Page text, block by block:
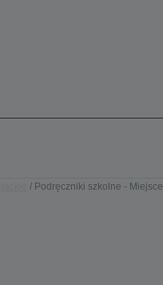
Podręczniki szkolne - Miejsce